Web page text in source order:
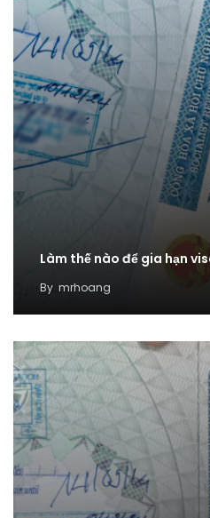
Làm thế nào để gia hạn
By mrhoang